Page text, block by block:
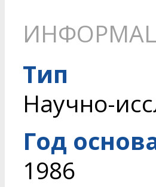
Тип
Научно-
Год
1986